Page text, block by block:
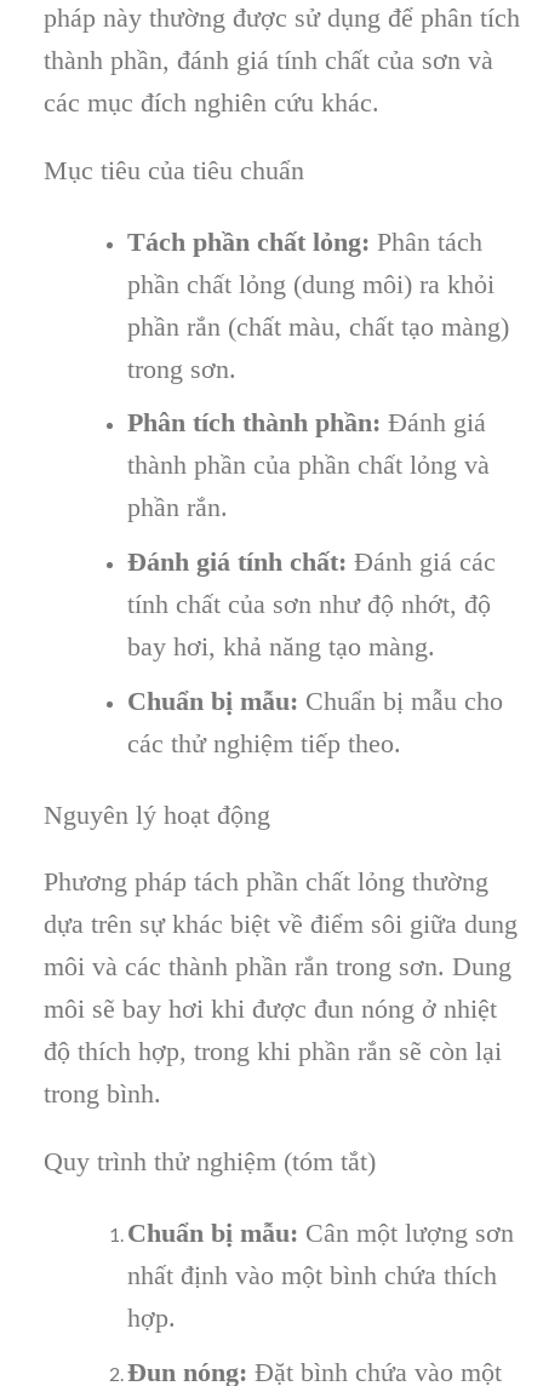
pháp này thường được sử dụng để phân tích
thành phần, đánh giá tính chất của sơn và
các mục đích nghiên cứu khác.
Mục tiêu của tiêu chuẩn
Tách phần chất lỏng: Phân tách
phần chất lỏng (dung môi) ra khỏi
phần rắn (chất màu, chất tạo màng)
trong sơn.
Phân tích thành phần: Đánh giá
thành phần của phần chất lỏng và
phần rắn.
Đánh giá tính chất: Đánh giá các
tính chất của sơn như độ nhớt, độ
bay hơi, khả năng tạo màng.
Chuẩn bị mẫu: Chuẩn bị mẫu cho
các thử nghiệm tiếp theo.
Nguyên lý hoạt động
Phương pháp tách phần chất lỏng thường
dựa trên sự khác biệt về điểm sôi giữa dung
môi và các thành phần rắn trong sơn. Dung
môi sẽ bay hơi khi được đun nóng ở nhiệt
độ thích hợp, trong khi phần rắn sẽ còn lại
trong bình.
Quy trình thử nghiệm (tóm tắt)
Chuẩn bị mẫu: Cân một lượng sơn
nhất định vào một bình chứa thích
hợp.
Đun nóng: Đặt bình chứa vào một